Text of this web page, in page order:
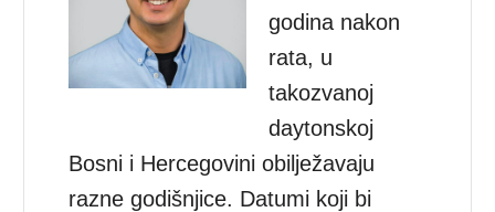
godina nakon
rata, u
takozvanoj
daytonskoj
Bosni i Hercegovini obilježavaju
razne godišnjice. Datumi koji bi